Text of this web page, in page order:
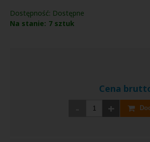
Dostępność: Dostępne
Na stanie: 7 sztuk
Cena
+